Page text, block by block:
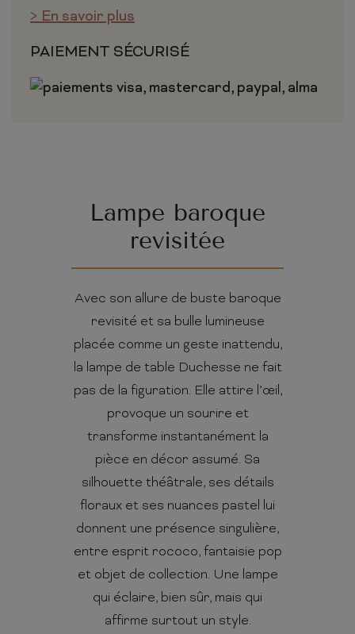
> En savoir plus
PAIEMENT SÉCURISÉ
Lampe baroque
revisitée
Avec son allure de buste baroque
revisité et sa bulle lumineuse
placée comme un geste inattendu,
la lampe de table Duchesse ne fait
pas de la figuration. Elle attire l’œil,
provoque un sourire et
transforme instantanément la
pièce en décor assumé. Sa
silhouette théâtrale, ses détails
floraux et ses nuances pastel lui
donnent une présence singulière,
entre esprit rococo, fantaisie pop
et objet de collection. Une lampe
qui éclaire, bien sûr, mais qui
affirme surtout un style.